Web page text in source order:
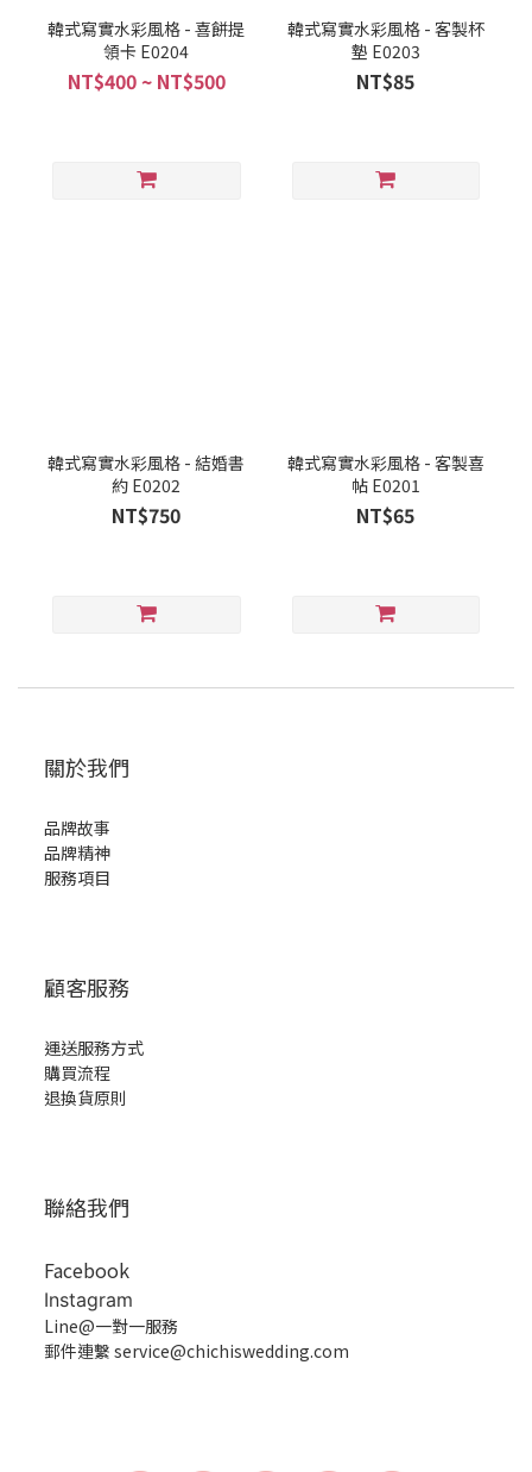
韓式寫實水彩風格 - 喜餅提
領卡 E0204
NT$400 ~ NT$500
韓式寫實水彩風格 - 客製杯
墊 E0203
NT$85
韓式寫實水彩風格 - 結婚書
約 E0202
NT$750
韓式寫實水彩風格 - 客製喜
帖 E0201
NT$65
關於我們
品牌故事
品牌精神
服務項目
顧客服務
運送服務方式
購買流程
退換貨原則
聯絡我們
Facebook
Instagram
Line@一對一服務
郵件連繫 service@chichiswedding.com